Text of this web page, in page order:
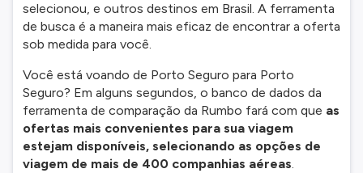
selecionou, e outros destinos em Brasil. A ferramenta
de busca é a maneira mais eficaz de encontrar a oferta
sob medida para você.
Você está voando de Porto Seguro para Porto
Seguro? Em alguns segundos, o banco de dados da
ferramenta de comparação da Rumbo fará com que as
ofertas mais convenientes para sua viagem
estejam disponíveis, selecionando as opções de
viagem de mais de 400 companhias aéreas.